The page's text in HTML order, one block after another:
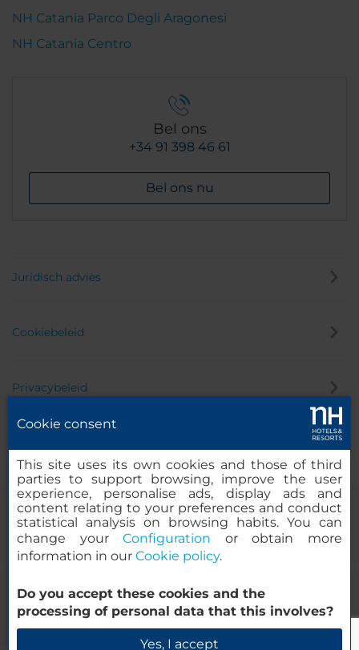
NH Catania Parco Degli Aragonesi
NH Catania Centro
Bel ons
+34 91 398 46 61
Bel ons nu
Juridisch advies
Cookiebeleid
Privacybeleid
© 2000-2026 MINOR HOTELS EUROPE & AMERICAS Santa Engracia
120. 28003 Madrid, Spanje
Cookie consent
This site uses its own cookies and those of third
parties to support browsing, improve the user
experience, personalise ads, display ads and
content relating to your preferences and conduct
statistical analysis on browsing habits. You can
change yourConfiguration or obtain more
information in our Cookie policy.
Do you accept these cookies and the
processing of personal data that this involves?
Yes, I accept